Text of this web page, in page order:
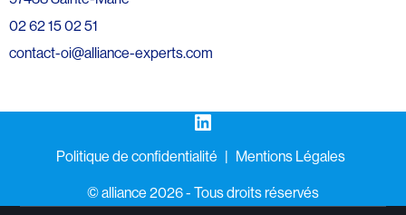
02 62 15 02 51
contact-oi@alliance-experts.com
LinkedIn
Politique de confidentialité
Mentions Légales
©️ alliance 2026 - Tous droits réservés